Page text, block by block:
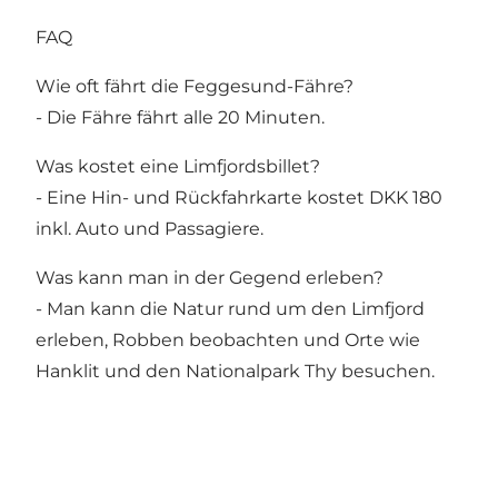
FAQ
Wie oft fährt die Feggesund-Fähre?
- Die Fähre fährt alle 20 Minuten.
Was kostet eine Limfjordsbillet?
- Eine Hin- und Rückfahrkarte kostet DKK 180
inkl. Auto und Passagiere.
Was kann man in der Gegend erleben?
- Man kann die Natur rund um den Limfjord
erleben, Robben beobachten und Orte wie
Hanklit und den Nationalpark Thy besuchen.